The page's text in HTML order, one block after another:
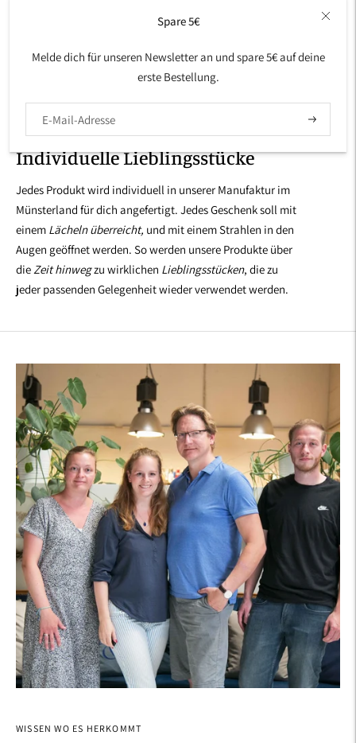
Spare 5€
Melde dich für unseren Newsletter an und spare 5€ auf deine
erste Bestellung.
EINZIGARTIG
Individuelle Lieblingsstücke
Jedes Produkt wird individuell in unserer Manufaktur im
Münsterland für dich angefertigt. Jedes Geschenk soll mit
einem Lächeln überreicht, und mit einem Strahlen in den
Augen geöffnet werden. So werden unsere Produkte über
dieZeit hinwegzu wirklichen Lieblingsstücken, die zu
jeder passenden Gelegenheit wieder verwendet werden.
WISSEN WO ES HERKOMMT